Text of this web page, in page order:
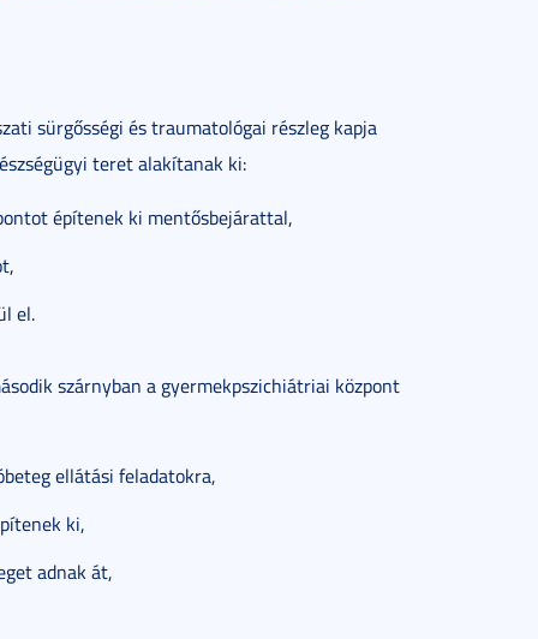
sürgősségi és traumatológai részleg kapja
teret alakítanak ki:
építenek ki mentősbejárattal,
el.
szárnyban a gyermekpszichiátriai központ
ellátási feladatokra,
ki,
adnak át,